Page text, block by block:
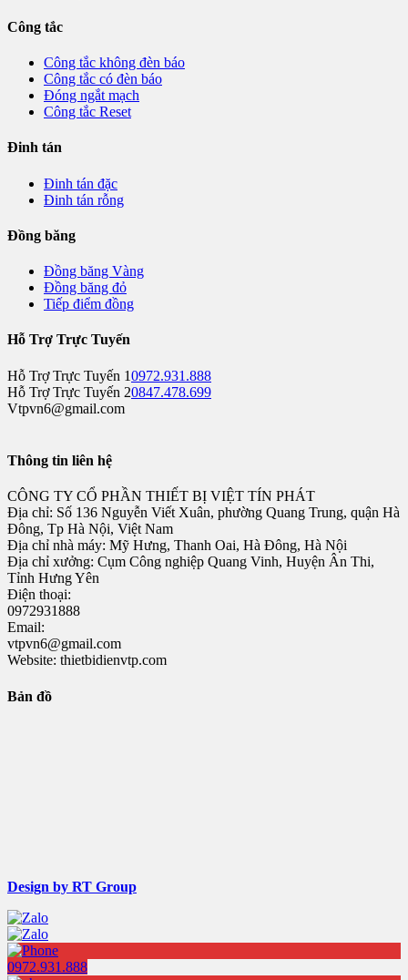
Công tắc
Công tắc không đèn báo
Công tắc có đèn báo
Đóng ngắt mạch
Công tắc Reset
Đinh tán
Đinh tán đặc
Đinh tán rỗng
Đồng băng
Đồng băng Vàng
Đồng băng đỏ
Tiếp điểm đồng
Hỗ Trợ Trực Tuyến
Hỗ Trợ Trực Tuyến 10972.931.888
Hỗ Trợ Trực Tuyến 20847.478.699
Vtpvn6@gmail.com
Thông tin liên hệ
CÔNG TY CỔ PHẦN THIẾT BỊ VIỆT TÍN PHÁT
Địa chỉ: Số 136 Nguyễn Viết Xuân, phường Quang Trung, quận Hà
Đông, Tp Hà Nội, Việt Nam
Địa chỉ nhà máy: Mỹ Hưng, Thanh Oai, Hà Đông, Hà Nội
Địa chỉ xưởng: Cụm Công nghiệp Quang Vinh, Huyện Ân Thi,
Tỉnh Hưng Yên
Điện thoại:
0972931888
Email:
vtpvn6@gmail.com
Website: thietbidienvtp.com
Bản đồ
Design by RT Group
0972.931.888